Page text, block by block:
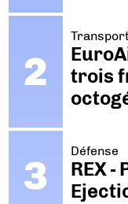
trois
Défense
REX -